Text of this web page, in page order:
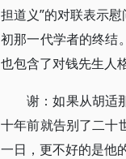
担道义”的对联表示
初那一代学者的终结
也包含了对钱先生人
谢：如果从胡适
十年前就告别了二十
一日，更不好的是他